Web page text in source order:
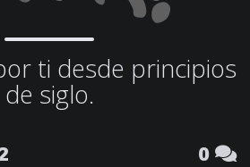
ti desde principios
de siglo.
0